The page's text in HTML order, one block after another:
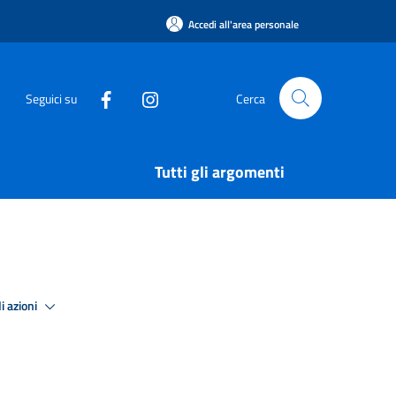
Accedi all'area personale
Seguici su Cerca
Tutti gli argomenti
azioni